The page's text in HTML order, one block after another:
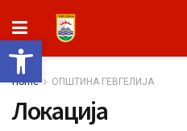
Open toolbar
Home ОПШТИНА ГЕВГЕЛИЈА
Локација